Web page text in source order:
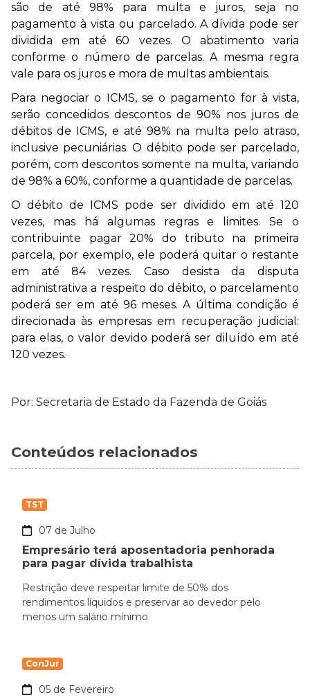
são de até 98% para multa e juros, seja no
pagamento à vista ou parcelado. A dívida pode ser
dividida em até 60 vezes. O abatimento varia
conforme o número de parcelas. A mesma regra
vale para os juros e mora de multas ambientais.
Para negociar o ICMS, se o pagamento for à vista,
serão concedidos descontos de 90% nos juros de
débitos de ICMS, e até 98% na multa pelo atraso,
inclusive pecuniárias. O débito pode ser parcelado,
porém, com descontos somente na multa, variando
de 98% a 60%, conforme a quantidade de parcelas.
O débito de ICMS pode ser dividido em até 120
vezes, mas há algumas regras e limites. Se o
contribuinte pagar 20% do tributo na primeira
parcela, por exemplo, ele poderá quitar o restante
em até 84 vezes. Caso desista da disputa
administrativa a respeito do débito, o parcelamento
poderá ser em até 96 meses. A última condição é
direcionada às empresas em recuperação judicial:
para elas, o valor devido poderá ser diluído em até
120 vezes.
Por: Secretaria de Estado da Fazenda de Goiás
Conteúdos relacionados
TST
07 de Julho
Empresário terá aposentadoria penhorada
para pagar dívida trabalhista
Restrição deve respeitar limite de 50% dos
rendimentos líquidos e preservar ao devedor pelo
menos um salário mínimo
ConJur
05 de Fevereiro